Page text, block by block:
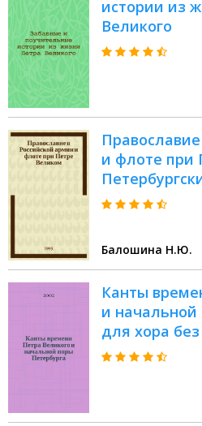
истории из
Великого
и флоте при
Материалы
Балошина Н.Ю.
Канты
и начальной
для хора